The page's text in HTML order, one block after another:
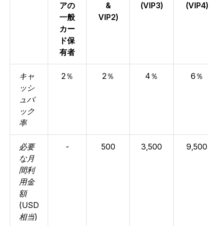
アの
一般
カー
ド保
有者
&
VIP2)
(VIP3)
(VIP4)
キャ
ッシ
ュバ
ック
率
2％ 2％ 4％ 6％
必要
な月
間利
用金
額
(USD
相当)
- 500 3,500 9,500